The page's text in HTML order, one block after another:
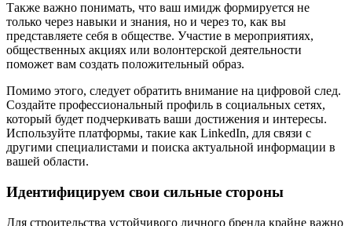
Также важно понимать, что ваш имидж формируется не
только через навыки и знания, но и через то, как вы
представляете себя в обществе. Участие в мероприятиях,
общественных акциях или волонтерской деятельности
поможет вам создать положительный образ.
Помимо этого, следует обратить внимание на цифровой след.
Создайте профессиональный профиль в социальных сетях,
который будет подчеркивать ваши достижения и интересы.
Используйте платформы, такие как LinkedIn, для связи с
другими специалистами и поиска актуальной информации в
вашей области.
Идентифицируем свои сильные стороны
Для строительства устойчивого личного бренда крайне важно